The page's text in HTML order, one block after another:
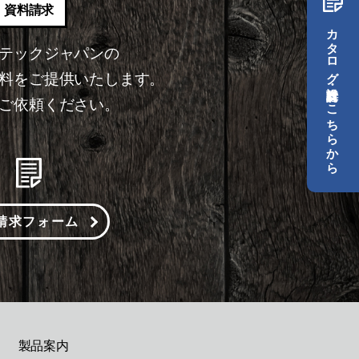
カタログ・設計資料はこちらから
資料請求
ックジャパンの
をご提供いたします。
依頼ください。
求フォーム
製品案内